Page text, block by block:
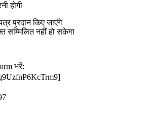
होगी
प्रदान किए जाएंगे
सम्मिलित नहीं हो सकेगा
भरें: